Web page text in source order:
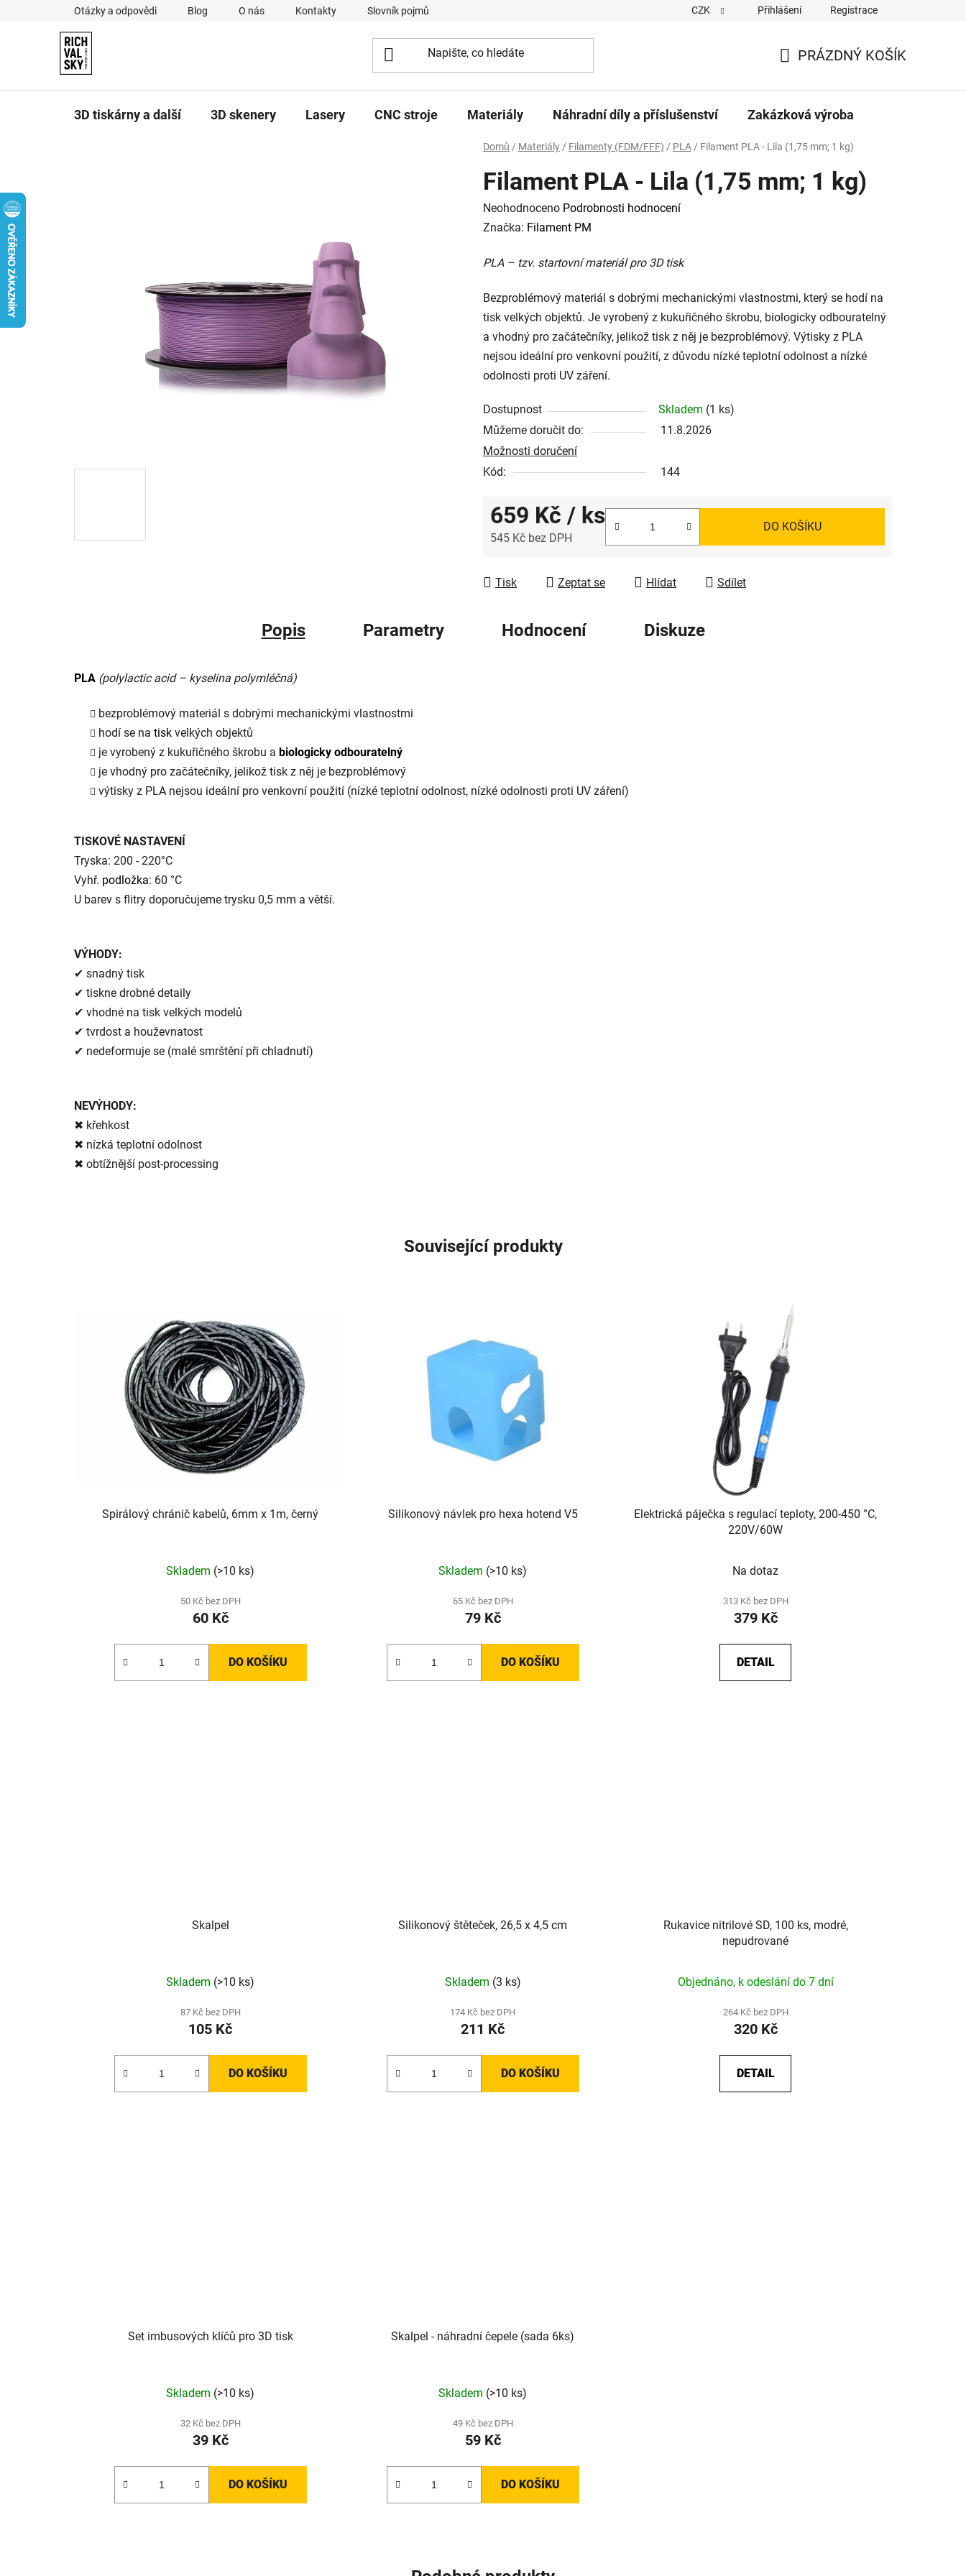
Otázky a odpovědi Blog O nás Kontakty Slovník pojmů CZK Přihlášení Registrace
KOŠÍK
PRÁZDNÝ KOŠÍK
3D tiskárny a další 3D skenery Lasery CNC stroje Materiály Náhradní díly a příslušenství Zakázková výroba
Domů / Materiály / Filamenty (FDM/FFF) / PLA / Filament PLA - Lila (1,75 mm; 1 kg)
Filament PLA - Lila (1,75 mm; 1 kg)
Průměrné
hodnocení
je
z
5
hvězdiček.
Neohodnoceno Podrobnosti hodnocení
Značka: Filament PM
PLA – tzv. startovní materiál pro 3D tisk
Bezproblémový materiál s dobrými mechanickými vlastnostmi, který se hodí na
tisk velkých objektů. Je vyrobený z kukuřičného škrobu, biologicky odbouratelný
a vhodný pro začátečníky, jelikož tisk z něj je bezproblémový. Výtisky z PLA
nejsou ideální pro venkovní použití, z důvodu nízké teplotní odolnost a nízké
odolnosti proti UV záření.
Dostupnost Skladem (1 ks)
Můžeme doručit do:
11.8.2026
Možnosti doručení
Kód:
144
659 Kč / ks
545 Kč bez DPH
DO KOŠÍKU
Tisk Zeptat se Hlídat Sdílet
Popis Parametry Hodnocení Diskuze
PLA (polylactic acid – kyselina polymléčná)
bezproblémový materiál s dobrými mechanickými vlastnostmi
hodí se na tisk velkých objektů
je vyrobený z kukuřičného škrobu a biologicky odbouratelný
je vhodný pro začátečníky, jelikož tisk z něj je bezproblémový
výtisky z PLA nejsou ideální pro venkovní použití (nízké teplotní odolnost, nízké odolnosti proti UV záření)
TISKOVÉ NASTAVENÍ
Tryska: 200 - 220°C
Vyhř. podložka: 60 °C
U barev s flitry doporučujeme trysku 0,5 mm a větší.
VÝHODY:
✔ snadný tisk
✔ tiskne drobné detaily
✔ vhodné na tisk velkých modelů
✔ tvrdost a houževnatost
✔ nedeformuje se (malé smrštění při chladnutí)
NEVÝHODY:
✖ křehkost
✖ nízká teplotní odolnost
✖ obtížnější post-processing
Související produkty
Spirálový chránič kabelů, 6mm x 1m, černý
Skladem (>10 ks)
50 Kč bez DPH
60 Kč
DO KOŠÍKU
Silikonový návlek pro hexa hotend V5
Skladem (>10 ks)
65 Kč bez DPH
79 Kč
DO KOŠÍKU
Elektrická páječka s regulací teploty, 200-450 °C,
220V/60W
Na dotaz
313 Kč bez DPH
379 Kč
DETAIL
Skalpel
Skladem (>10 ks)
87 Kč bez DPH
105 Kč
DO KOŠÍKU
Silikonový štěteček, 26,5 x 4,5 cm
Skladem (3 ks)
174 Kč bez DPH
211 Kč
DO KOŠÍKU
Rukavice nitrilové SD, 100 ks, modré,
nepudrované
Objednáno, k odeslání do 7 dní
264 Kč bez DPH
320 Kč
DETAIL
Set imbusových klíčů pro 3D tisk
Skladem (>10 ks)
32 Kč bez DPH
39 Kč
DO KOŠÍKU
Skalpel - náhradní čepele (sada 6ks)
Skladem (>10 ks)
49 Kč bez DPH
59 Kč
DO KOŠÍKU